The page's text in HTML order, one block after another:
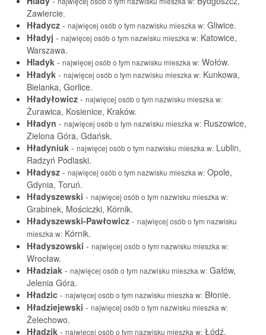
Zawiercie.
Hładycz - najwięcej osób o tym nazwisku mieszka w: Gliwice.
Hładyj - najwięcej osób o tym nazwisku mieszka w: Katowice,
Warszawa.
Hladyk - najwięcej osób o tym nazwisku mieszka w: Wołów.
Hładyk - najwięcej osób o tym nazwisku mieszka w: Kunkowa,
Bielanka, Gorlice.
Hładyłowicz - najwięcej osób o tym nazwisku mieszka w:
Żurawica, Kosienice, Kraków.
Hładyn - najwięcej osób o tym nazwisku mieszka w: Ruszowice,
Zielona Góra, Gdańsk.
Hładyniuk - najwięcej osób o tym nazwisku mieszka w: Lublin,
Radzyń Podlaski.
Hładysz - najwięcej osób o tym nazwisku mieszka w: Opole,
Gdynia, Toruń.
Hładyszewski - najwięcej osób o tym nazwisku mieszka w:
Grabinek, Mościczki, Kórnik.
Hładyszewski-Pawłowicz - najwięcej osób o tym nazwisku
mieszka w: Kórnik.
Hładyszowski - najwięcej osób o tym nazwisku mieszka w:
Wrocław.
Hładziak - najwięcej osób o tym nazwisku mieszka w: Gałów,
Jelenia Góra.
Hładzic - najwięcej osób o tym nazwisku mieszka w: Błonie.
Hładziejewski - najwięcej osób o tym nazwisku mieszka w:
Żelechowo.
Hładzik - najwięcej osób o tym nazwisku mieszka w: Łódź,